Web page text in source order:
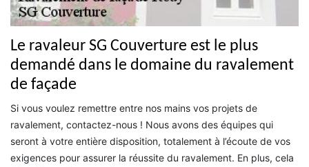
Le ravaleur SG Couverture est le plus
demandé dans le domaine du ravalement
de façade
Si vous voulez remettre entre nos mains vos projets de
ravalement, contactez-nous ! Nous avons des équipes qui
seront à votre entière disposition, totalement à l’écoute de vos
exigences pour assurer la réussite du ravalement. En plus, cela